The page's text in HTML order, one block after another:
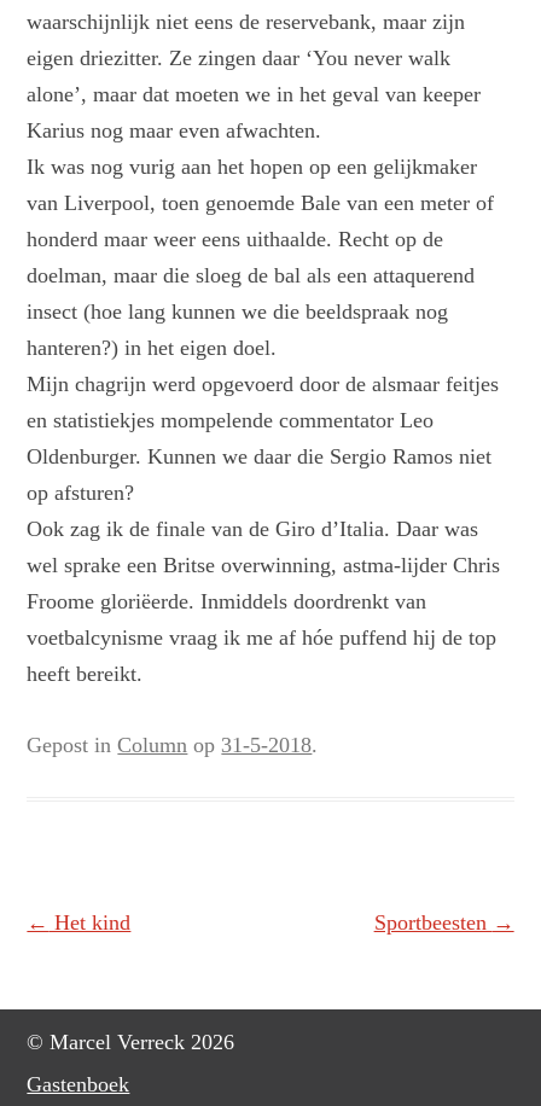
waarschijnlijk niet eens de reservebank, maar zijn
eigen driezitter. Ze zingen daar ‘You never walk
alone’, maar dat moeten we in het geval van keeper
Karius nog maar even afwachten.
Ik was nog vurig aan het hopen op een gelijkmaker
van Liverpool, toen genoemde Bale van een meter of
honderd maar weer eens uithaalde. Recht op de
doelman, maar die sloeg de bal als een attaquerend
insect (hoe lang kunnen we die beeldspraak nog
hanteren?) in het eigen doel.
Mijn chagrijn werd opgevoerd door de alsmaar feitjes
en statistiekjes mompelende commentator Leo
Oldenburger. Kunnen we daar die Sergio Ramos niet
op afsturen?
Ook zag ik de finale van de Giro d’Italia. Daar was
wel sprake een Britse overwinning, astma-lijder Chris
Froome gloriëerde. Inmiddels doordrenkt van
voetbalcynisme vraag ik me af hóe puffend hij de top
heeft bereikt.
Gepost inColumn op 31-5-2018.
Berichtnavigatie
← Het kind Sportbeesten →
© Marcel Verreck 2026
Gastenboek